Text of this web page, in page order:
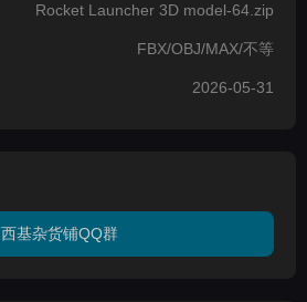
Rocket Launcher 3D model-64.zip
FBX/OBJ/MAX/不等
2026-05-31
西基杂货铺QQ群